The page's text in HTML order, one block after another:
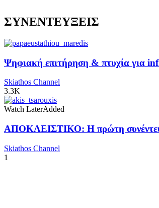
ΣΥΝΕΝΤΕΥΞΕΙΣ
Ψηφιακή επιτήρηση & πτυχία για
Skiathos Channel
3.3K
Watch LaterAdded
ΑΠΟΚΛΕΙΣΤΙΚΟ: Η πρώτη
Skiathos Channel
1